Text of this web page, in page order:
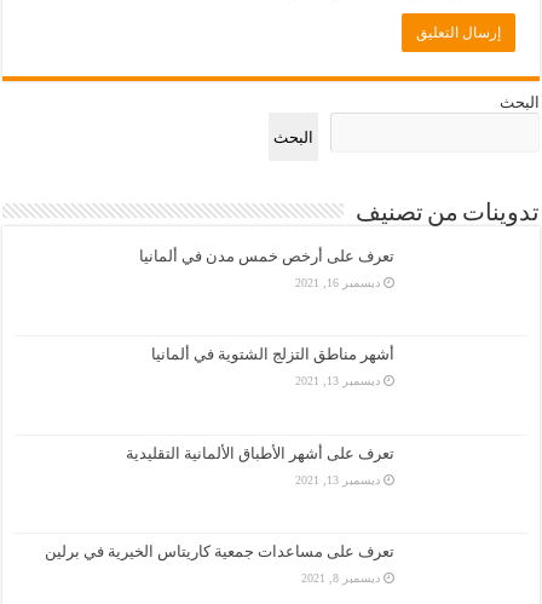
البحث
البحث
تدوينات من تصنيف
تعرف على أرخص خمس مدن في ألمانيا
ديسمبر 16, 2021
أشهر مناطق التزلج الشتوية في ألمانيا
ديسمبر 13, 2021
تعرف على أشهر الأطباق الألمانية التقليدية
ديسمبر 13, 2021
تعرف على مساعدات جمعية كاريتاس الخيرية في برلين
ديسمبر 8, 2021